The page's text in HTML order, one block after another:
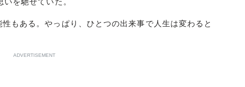
もある。やっぱり、ひとつの出来事で人生は変わると
ADVERTISEMENT